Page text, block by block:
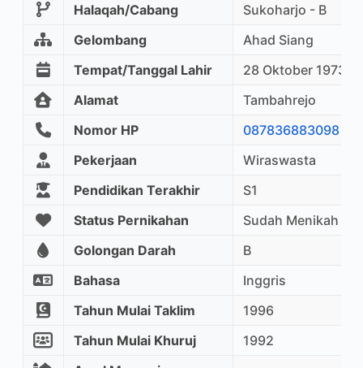
Halaqah/Cabang
Sukoharjo - B
Gelombang
Ahad Siang
Tempat/Tanggal Lahir
28 Oktober 1973
Alamat
Tambahrejo
Nomor HP
087836883098
Pekerjaan
Wiraswasta
Pendidikan Terakhir
S1
Status Pernikahan
Sudah Menikah
Golongan Darah
B
Bahasa
Inggris
Tahun Mulai Taklim
1996
Tahun Mulai Khuruj
1992